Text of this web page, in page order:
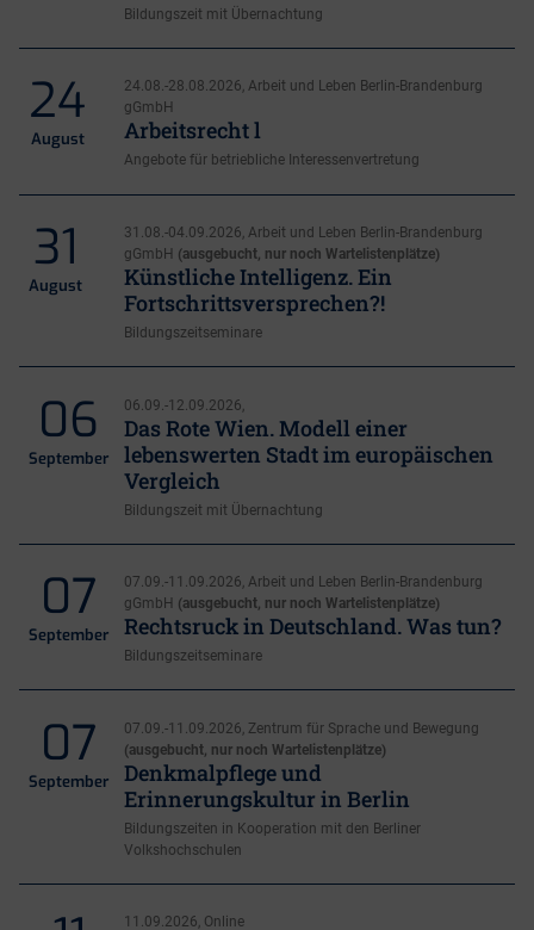
Bildungszeit mit Übernachtung
24
August
24.08.-28.08.2026, Arbeit und Leben Berlin-Brandenburg
gGmbH
Arbeitsrecht l
Angebote für betriebliche Interessenvertretung
31
August
31.08.-04.09.2026, Arbeit und Leben Berlin-Brandenburg
gGmbH (ausgebucht, nur noch Wartelistenplätze)
Künstliche Intelligenz. Ein
Fortschrittsversprechen?!
Bildungszeitseminare
06
September
06.09.-12.09.2026,
Das Rote Wien. Modell einer
lebenswerten Stadt im europäischen
Vergleich
Bildungszeit mit Übernachtung
07
September
07.09.-11.09.2026, Arbeit und Leben Berlin-Brandenburg
gGmbH (ausgebucht, nur noch Wartelistenplätze)
Rechtsruck in Deutschland. Was tun?
Bildungszeitseminare
07
September
07.09.-11.09.2026, Zentrum für Sprache und Bewegung
(ausgebucht, nur noch Wartelistenplätze)
Denkmalpflege und
Erinnerungskultur in Berlin
Bildungszeiten in Kooperation mit den Berliner
Volkshochschulen
11.09.2026, Online